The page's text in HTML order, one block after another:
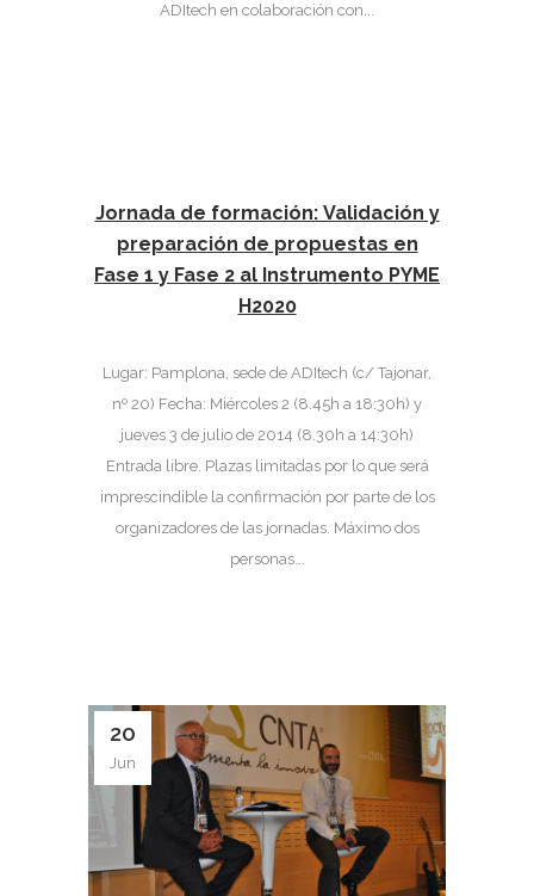
ADItech en colaboración con...
Jornada de formación: Validación y
preparación de propuestas en
Fase 1 y Fase 2 al Instrumento PYME
H2020
Lugar: Pamplona, sede de ADItech (c/ Tajonar,
nº 20) Fecha: Miércoles 2 (8.45h a 18:30h) y
jueves 3 de julio de 2014 (8.30h a 14:30h)
Entrada libre. Plazas limitadas por lo que será
imprescindible la confirmación por parte de los
organizadores de las jornadas. Máximo dos
personas...
20
Jun